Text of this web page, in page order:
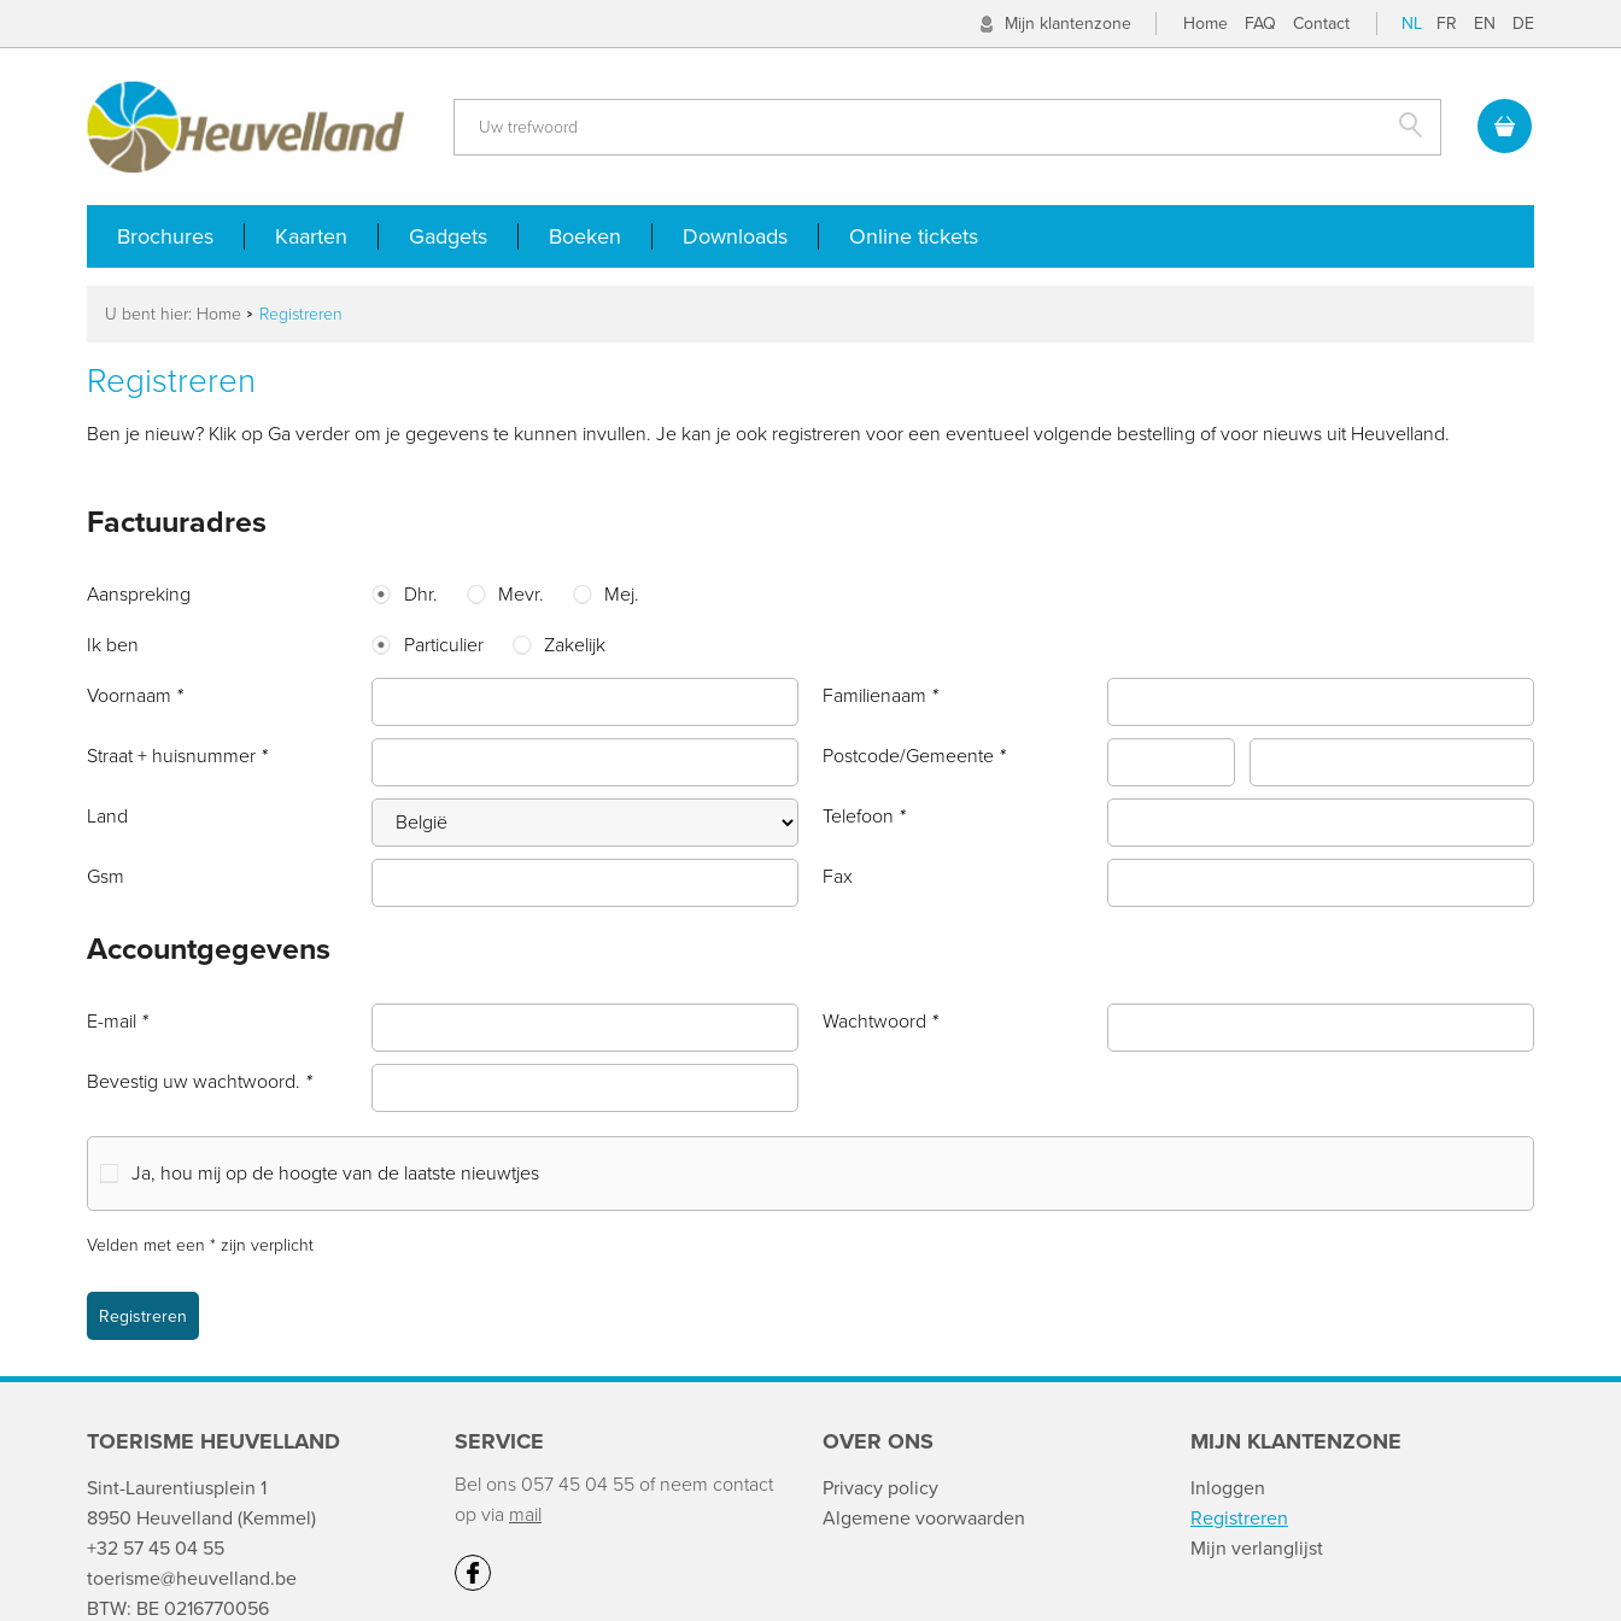
Mijn klantenzone Home FAQ Contact NL FR EN DE
Zoek
Brochures Kaarten Gadgets Boeken Downloads Online tickets
U bent hier: Home Registreren
Registreren
Ben je nieuw? Klik op Ga verder om je gegevens te kunnen invullen. Je kan je ook registreren voor een eventueel volgende bestelling of voor nieuws uit Heuvelland.
Factuuradres
Aanspreking Dhr. Mevr. Mej.
Ik ben Particulier Zakelijk
Voornaam * Familienaam *
Straat + huisnummer * Postcode/Gemeente *
Land Telefoon *
Gsm Fax
Accountgegevens
E-mail * Wachtwoord *
Bevestig uw wachtwoord. *
Ja, hou mij op de hoogte van de laatste nieuwtjes
Velden met een * zijn verplicht
TOERISME HEUVELLAND
Sint-Laurentiusplein 1
8950 Heuvelland (Kemmel)
+32 57 45 04 55
toerisme@heuvelland.be
BTW: BE 0216770056
SERVICE
Bel ons 057 45 04 55 of neem contact
op via mail
OVER ONS
Privacy policy
Algemene voorwaarden
MIJN KLANTENZONE
Inloggen
Registreren
Mijn verlanglijst